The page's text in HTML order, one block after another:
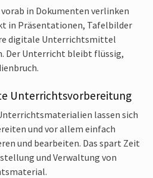
in Dokumenten verlinken
in Präsenta­tionen, Tafel­bilder
digitale Unterrichts­mittel
Der Unterricht bleibt flüssig,
Unterrichts­vorbereitung
lassen sich
und vor allem einfach
und bearbeiten. Das spart Zeit
und Verwaltung von